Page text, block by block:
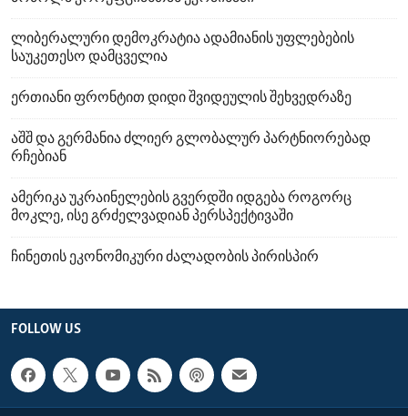
ლიბერალური დემოკრატია ადამიანის უფლებების
საუკეთესო დამცველია
ერთიანი ფრონტით დიდი შვიდეულის შეხვედრაზე
აშშ და გერმანია ძლიერ გლობალურ პარტნიორებად
რჩებიან
ამერიკა უკრაინელების გვერდში იდგება როგორც
მოკლე, ისე გრძელვადიან პერსპექტივაში
ჩინეთის ეკონომიკური ძალადობის პირისპირ
FOLLOW US